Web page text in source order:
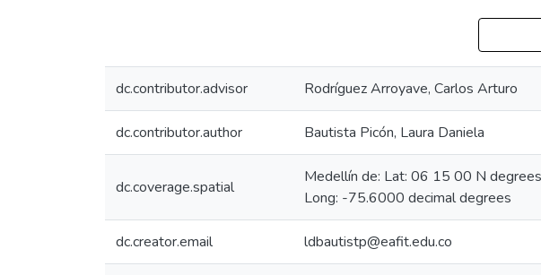
dc.contributor.advisor Rodríguez Arroyave, Carlos Arturo
dc.contributor.author Bautista Picón, Laura Daniela
dc.coverage.spatial
Medellín de: Lat: 06 15 00 N
Long: -75.6000 decimal degrees
dc.creator.email ldbautistp@eafit.edu.co